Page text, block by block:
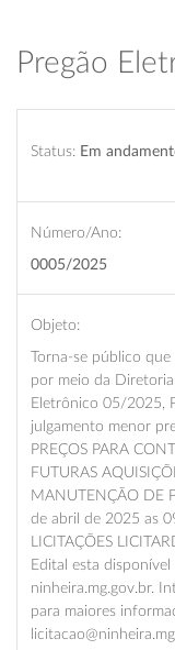
Pregão
Status: Em
Número/Ano:
0005/2025
Objeto:
Torna-se público que
por meio da
Eletrônico 05/2025,
julgamento menor
PREÇOS PARA
FUTURAS
MANUTENÇÃO DE
de abril de 2025 as
LICITAÇÕES
Edital esta
ninheira.mg.gov.br.
para maiores